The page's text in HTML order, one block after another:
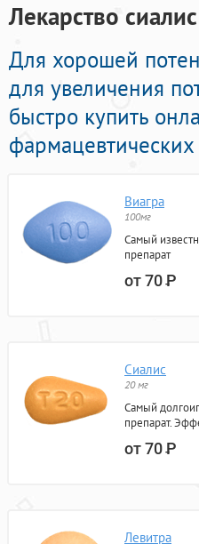
Лекарство
Для хорошей
для увеличения
быстро купить
Виагра
100мг
Самый
препарат
от 70Р
Сиалис
20 мг
Самый
препарат.
от 70Р
Левитра